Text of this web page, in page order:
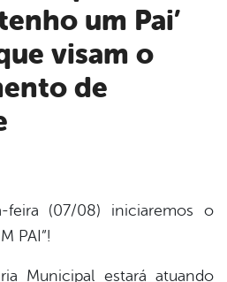
um Pai’
visam o
de
feira (07/08) iniciaremos o
PAI”!
Municipal estará atuando